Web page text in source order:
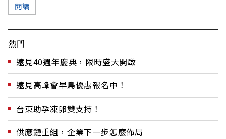
閱讀
熱門
遠見40週年慶典，限時盛大開啟
遠見高峰會早鳥優惠報名中！
台東助孕凍卵雙支持！
供應鏈重組，企業下一步怎麼佈局